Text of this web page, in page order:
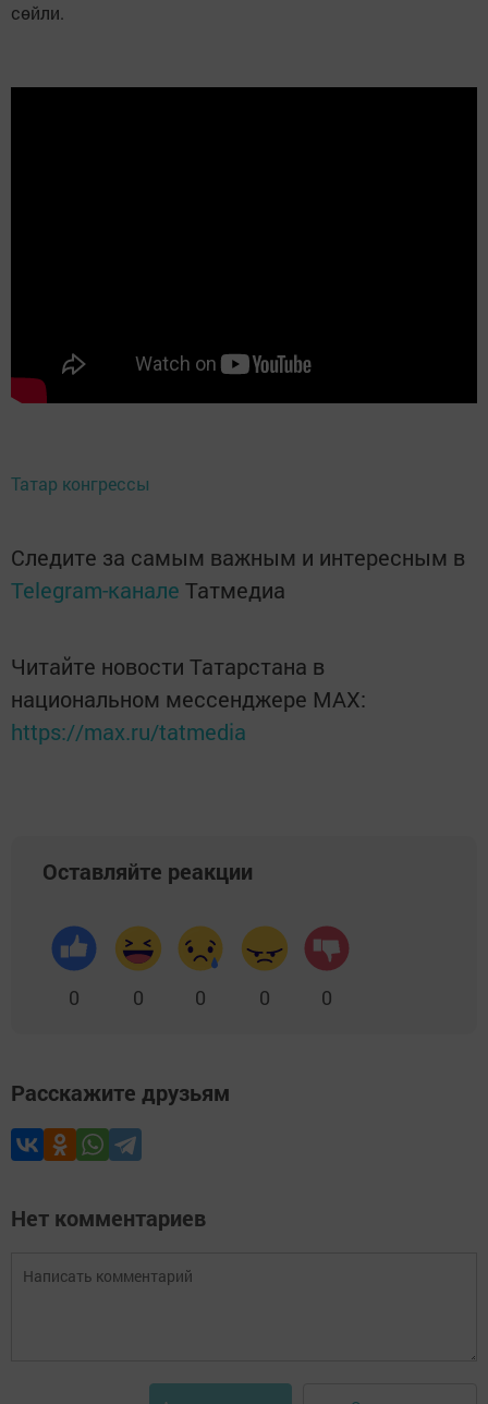
сөйли.
Татар конгрессы
Следите за самым важным и интересным в
Telegram-канале Татмедиа
Читайте новости Татарстана в
национальном мессенджере MАХ:
https://max.ru/tatmedia
Оставляйте реакции
0 0 0 0 0
Расскажите друзьям
Нет комментариев